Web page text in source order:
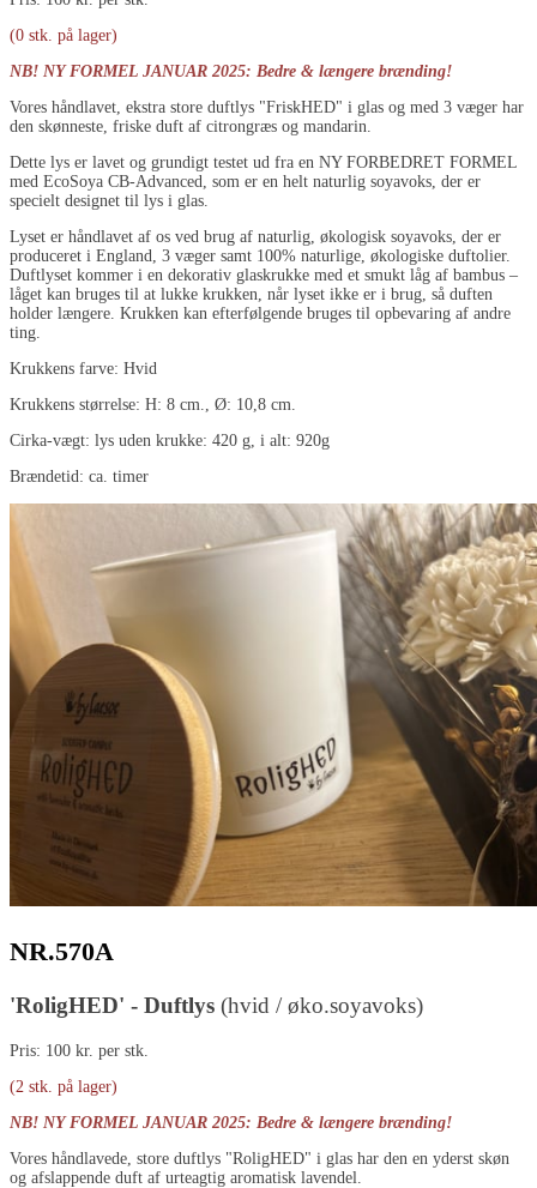
(0 stk. på lager)
NB! NY FORMEL JANUAR 2025: Bedre & længere brænding!
Vores håndlavet, ekstra store duftlys "FriskHED" i glas og med 3 væger har
den skønneste, friske duft af citrongræs og mandarin.
Dette lys er lavet og grundigt testet ud fra en NY FORBEDRET FORMEL
med EcoSoya CB-Advanced, som er en helt naturlig soyavoks, der er
specielt designet til lys i glas.
Lyset er håndlavet af os ved brug af naturlig, økologisk soyavoks, der er
produceret i England, 3 væger samt 100% naturlige, økologiske duftolier.
Duftlyset kommer i en dekorativ glaskrukke med et smukt låg af bambus –
låget kan bruges til at lukke krukken, når lyset ikke er i brug, så duften
holder længere. Krukken kan efterfølgende bruges til opbevaring af andre
ting.
Krukkens farve: Hvid
Krukkens størrelse: H: 8 cm., Ø: 10,8 cm.
Cirka-vægt: lys uden krukke: 420 g, i alt: 920g
Brændetid: ca. timer
NR.570A
'RoligHED' - Duftlys (hvid / øko.soyavoks)
Pris: 100 kr. per stk.
(2 stk. på lager)
NB! NY FORMEL JANUAR 2025: Bedre & længere brænding!
Vores håndlavede, store duftlys "RoligHED" i glas har den en yderst skøn
og afslappende duft af urteagtig aromatisk lavendel.